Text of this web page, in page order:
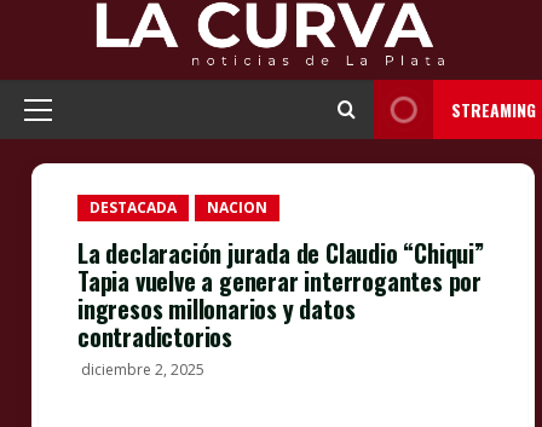
content
Primary
STREAMING
DESTACADA NACION
La declaración jurada de Claudio “Chiqui”
Tapia vuelve a generar interrogantes por
ingresos millonarios y datos
contradictorios
diciembre 2, 2025